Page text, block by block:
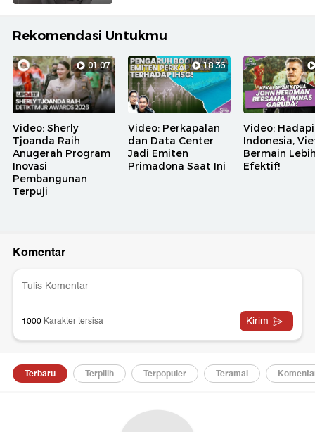
Rekomendasi Untukmu
01:07
Video: Sherly
Tjoanda Raih
Anugerah Program
Inovasi
Pembangunan
Terpuji
18:36
Video: Perkapalan
dan Data Center
Jadi Emiten
Primadona Saat Ini
Video: Hadapi
Indonesia,
Bermain
Efektif!